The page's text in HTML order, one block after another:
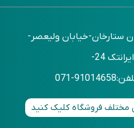
ستارخان-خیابان ولیعصر-
نبش کوچه 18-فروشگاه ایرانتک 24-
فروشگاه کلیک کنید